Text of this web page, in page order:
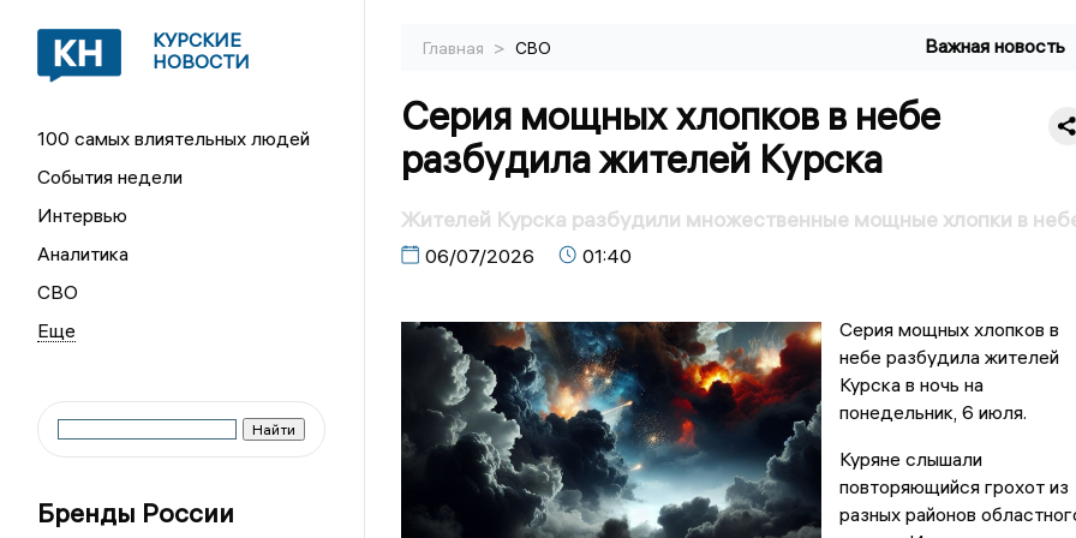
КУРСКИЕ
НОВОСТИ
100 самых влиятельных людей
События недели
Интервью
Аналитика
СВО
Бренды России
Главная > СВО Важная новость
Серия мощных хлопков в небе
разбудила жителей Курска
Жителей Курска разбудили множественные мощные хлопки в
06/07/2026 01:40
Серия мощных хлопков в
небе разбудила жителей
Курска в ночь на
понедельник, 6 июля.
Куряне слышали
повторяющийся грохот из
разных районов